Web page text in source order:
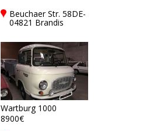
Beuchaer Str. 58DE-
04821 Brandis
Wartburg 1000
8900€